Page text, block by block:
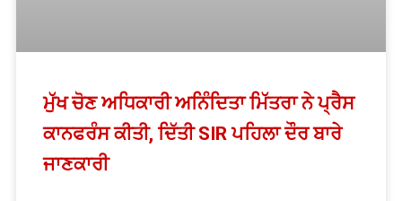
ਮੁੱਖ ਚੋਣ ਅਧਿਕਾਰੀ ਅਨਿੰਦਿਤਾ ਮਿੱਤਰਾ ਨੇ ਪ੍ਰੈਸ
ਕਾਨਫਰੰਸ ਕੀਤੀ, ਦਿੱਤੀ SIR ਪਹਿਲਾ ਦੌਰ ਬਾਰੇ
ਜਾਣਕਾਰੀ